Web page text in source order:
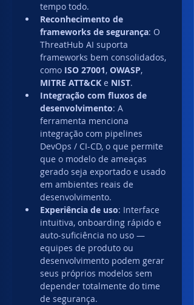
tempo todo.
Reconhecimento de
frameworks de segurança: O
ThreatHub AI suporta
frameworks bem consolidados,
como ISO 27001, OWASP,
MITRE ATT&CK e NIST.
Integração com fluxos de
desenvolvimento: A
ferramenta menciona
integração com pipelines
DevOps / CI-CD, o que permite
que o modelo de ameaças
gerado seja exportado e usado
em ambientes reais de
desenvolvimento.
Experiência de uso: Interface
intuitiva, onboarding rápido e
auto-suficiência no uso —
equipes de produto ou
desenvolvimento podem gerar
seus próprios modelos sem
depender totalmente do time
de segurança.